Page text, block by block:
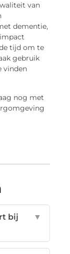
van
dementie,
tijd om te
gebruik
vinden
nog met
bij
▼